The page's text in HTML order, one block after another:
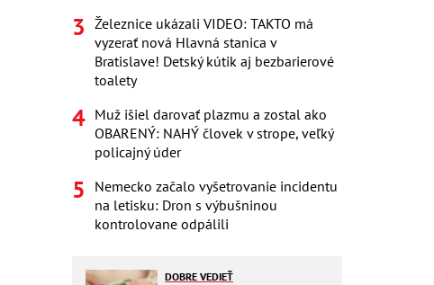
Železnice ukázali VIDEO: TAKTO má
vyzerať nová Hlavná stanica v
Bratislave! Detský kútik aj bezbarierové
toalety
Muž išiel darovať plazmu a zostal ako
OBARENÝ: NAHÝ človek v strope, veľký
policajný úder
Nemecko začalo vyšetrovanie incidentu
na letisku: Dron s výbušninou
kontrolovane odpálili
DOBRE VEDIEŤ